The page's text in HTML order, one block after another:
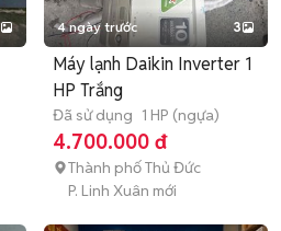
4 ngày trước 3
Máy lạnh Daikin Inverter 1
HP Trắng
Đã sử dụng 1 HP (ngựa)
4.700.000 đ
Thành phố Thủ Đức
P. Linh Xuân mới